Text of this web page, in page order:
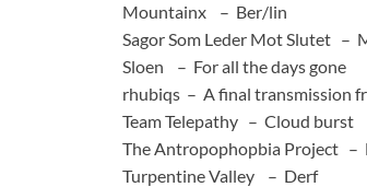
Mountainx – Ber/lin
Sagor Som Leder Mot Slutet –
Sloen – For all the days gone
rhubiqs – A final transmission
Team Telepathy – Cloud burst
The Antropophopbia Project –
Turpentine Valley – Derf